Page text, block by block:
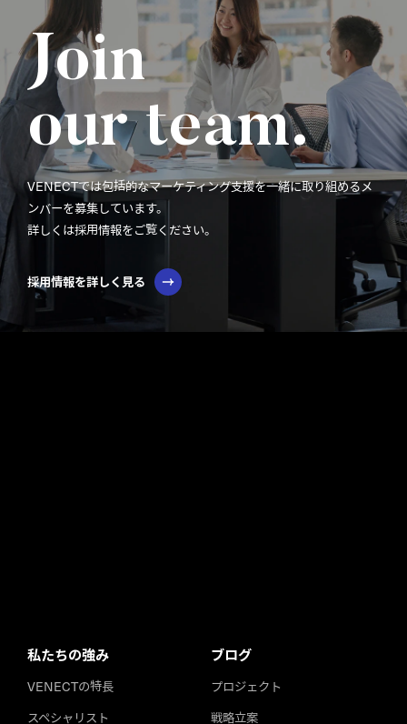
Join
our team.
VENECTでは包括的なマーケティング支援を一緒に取り組めるメ
ンバーを募集しています。
詳しくは採用情報をご覧ください。
採用情報を詳しく見る
私たちの強み
VENECTの特長
スペシャリスト
ブログ
プロジェクト
戦略立案